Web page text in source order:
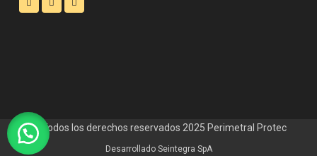
© Todos los derechos reservados 2025 Perimetral Protec
Desarrollado Seintegra SpA